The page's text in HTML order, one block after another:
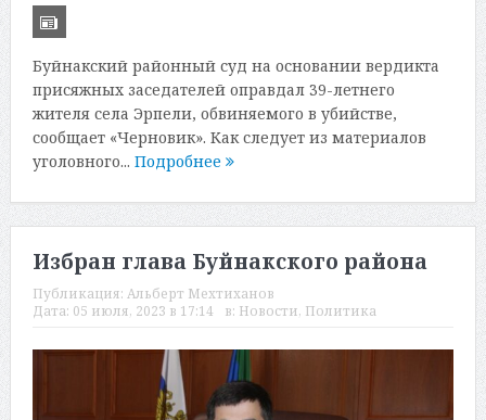
Буйнакский районный суд на основании вердикта
присяжных заседателей оправдал 39-летнего
жителя села Эрпели, обвиняемого в убийстве,
сообщает «Черновик». Как следует из материалов
уголовного... Подробнее
Избран глава Буйнакского района
Публикация: Альберт Мехтиханов
Дата: 05 июля, 2023 в 17:14 в: Новости, Политика